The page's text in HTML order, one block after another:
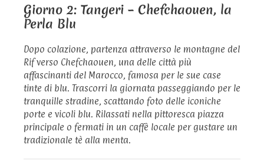
Giorno 2: Tangeri – Chefchaouen, la
Perla Blu
Dopo colazione, partenza attraverso le montagne del
Rif verso Chefchaouen, una delle città più
affascinanti del Marocco, famosa per le sue case
tinte di blu. Trascorri la giornata passeggiando per le
tranquille stradine, scattando foto delle iconiche
porte e vicoli blu. Rilassati nella pittoresca piazza
principale o fermati in un caffè locale per gustare un
tradizionale tè alla menta.